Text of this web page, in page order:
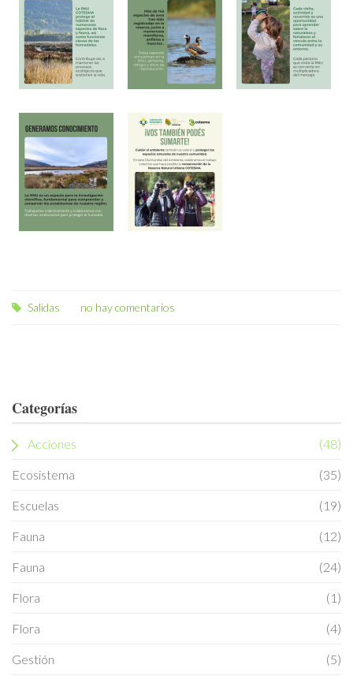
Salidas no hay comentarios
Categorías
Acciones (48)
Ecosistema (35)
Escuelas (19)
Fauna (12)
Fauna (24)
Flora (1)
Flora (4)
Gestión (5)